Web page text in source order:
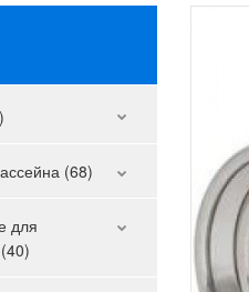
(68)
для